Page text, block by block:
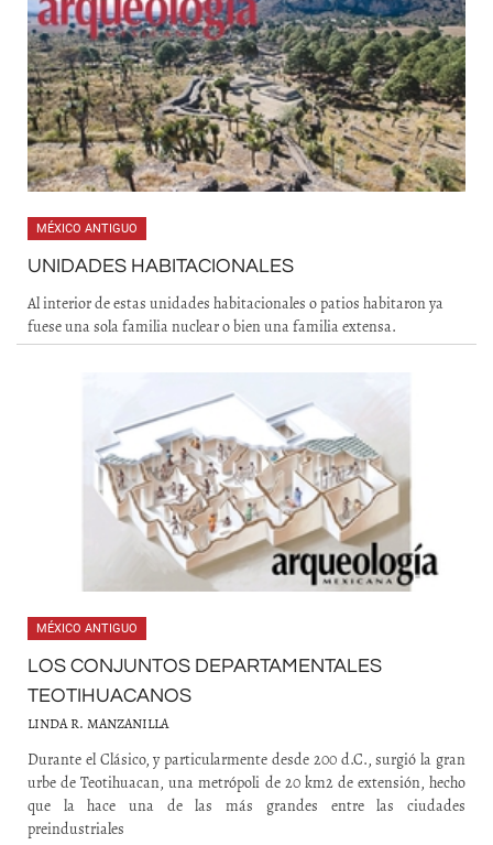
MÉXICO ANTIGUO
UNIDADES HABITACIONALES
Al interior de estas unidades habitacionales o patios habitaron ya
fuese una sola familia nuclear o bien una familia extensa.
MÉXICO ANTIGUO
LOS CONJUNTOS DEPARTAMENTALES
TEOTIHUACANOS
LINDA R. MANZANILLA
Durante el Clásico, y particularmente desde 200 d.C., surgió la gran
urbe de Teotihuacan, una metrópoli de 20 km2 de extensión, hecho
que la hace una de las más grandes entre las ciudades
preindustriales